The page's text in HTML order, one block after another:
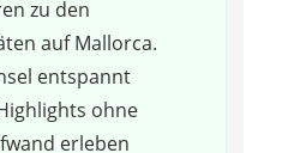
zu den
auf Mallorca.
entspannt
ohne
erleben